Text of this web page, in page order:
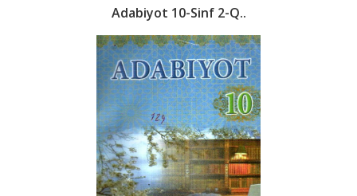
Adabiyot 10-Sinf 2-Q..